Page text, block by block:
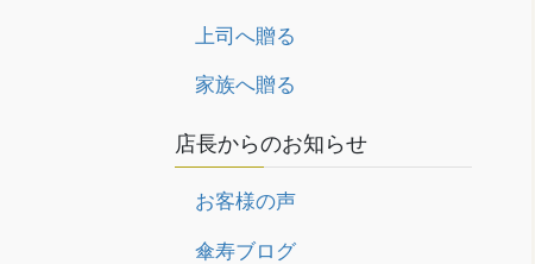
上司へ贈る
家族へ贈る
店長からのお知らせ
お客様の声
傘寿ブログ